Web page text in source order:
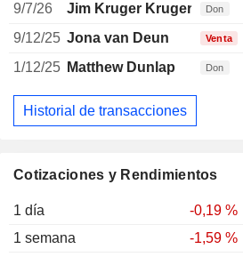
Cotizaciones y Rendimientos
1 día
-0,19 %
1 semana
-1,59 %
9/7/26
Jim Kruger Kruger Don
9/12/25 Jona van Deun Venta
1/12/25 Matthew Dunlap Don
Historial de transacciones